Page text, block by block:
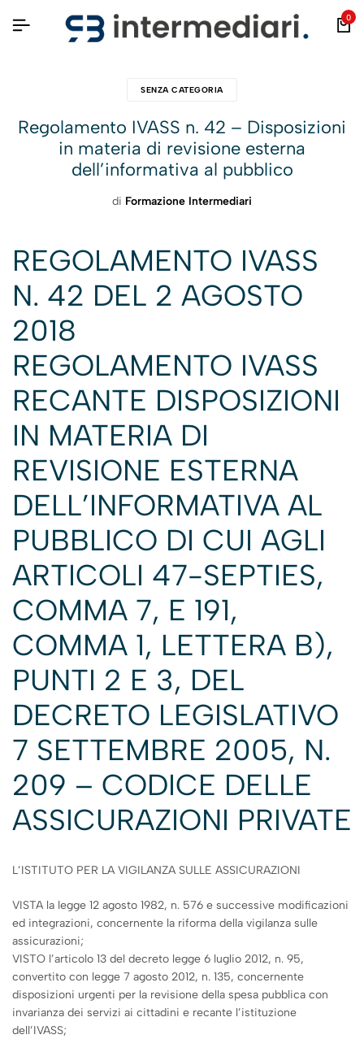
0
SENZA CATEGORIA
Regolamento IVASS n. 42 – Disposizioni
in materia di revisione esterna
dell’informativa al pubblico
di Formazione Intermediari
REGOLAMENTO IVASS
N. 42 DEL 2 AGOSTO
2018
REGOLAMENTO IVASS
RECANTE DISPOSIZIONI
IN MATERIA DI
REVISIONE ESTERNA
DELL’INFORMATIVA AL
PUBBLICO DI CUI AGLI
ARTICOLI 47-SEPTIES,
COMMA 7, E 191,
COMMA 1, LETTERA B),
PUNTI 2 E 3, DEL
DECRETO LEGISLATIVO
7 SETTEMBRE 2005, N.
209 – CODICE DELLE
ASSICURAZIONI PRIVATE
L’ISTITUTO PER LA VIGILANZA SULLE ASSICURAZIONI
VISTA la legge 12 agosto 1982, n. 576 e successive modificazioni
ed integrazioni, concernente la riforma della vigilanza sulle
assicurazioni;
VISTO l’articolo 13 del decreto legge 6 luglio 2012, n. 95,
convertito con legge 7 agosto 2012, n. 135, concernente
disposizioni urgenti per la revisione della spesa pubblica con
invarianza dei servizi ai cittadini e recante l’istituzione
dell’IVASS;